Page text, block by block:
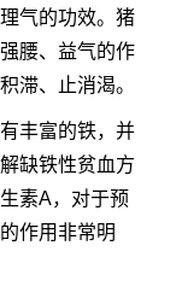
气的功效。猪
腰、益气的作
滞、止消渴。
丰富的铁，并
缺铁性贫血方
素A，对于预
作用非常明